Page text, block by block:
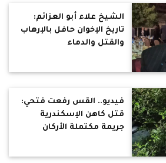
الشيخ علاء أبو العزائم:
تاريخ الإخوان حافل بالإرهاب
والقتل والدماء
فيديو.. القس رفعت فتحي:
قتل كاهن الإسكندرية
جريمة مكتملة الأركان